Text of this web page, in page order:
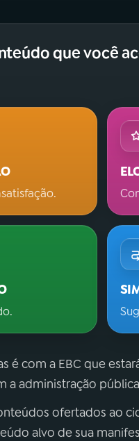
que você
é com a EBC que
administração
ofertados ao
alvo de sua